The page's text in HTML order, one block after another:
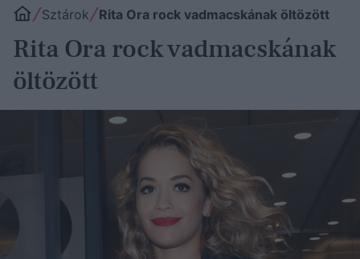
Sztárok Rita Ora rock vadmacskának öltözött
Rita Ora rock vadmacskának
öltözött